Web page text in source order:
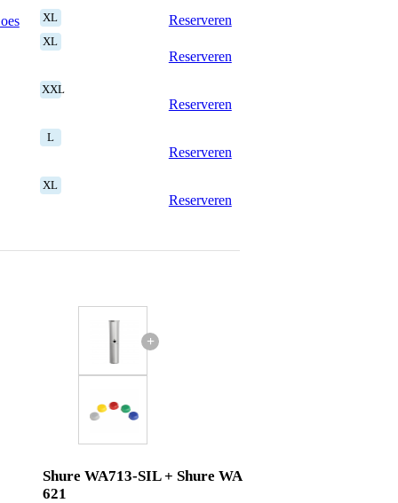
XL
Reserveren
XL
Reserveren
XXL
Reserveren
L
Reserveren
XL
Reserveren
+
Shure WA713-SIL + Shure WA
621